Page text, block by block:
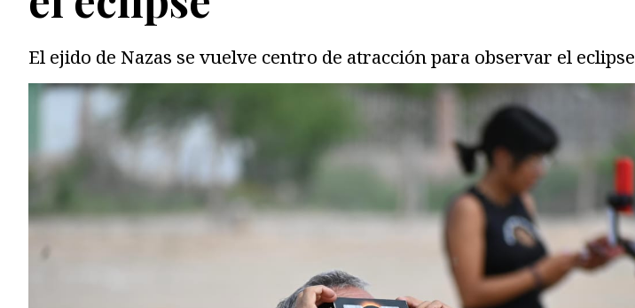
El ejido de Nazas se vuelve centro de atracción para observar el eclipse